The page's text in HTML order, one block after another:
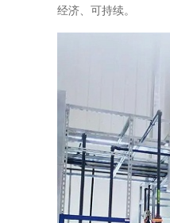
经济、可持续。